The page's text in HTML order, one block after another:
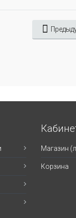
Магазин
Корзина